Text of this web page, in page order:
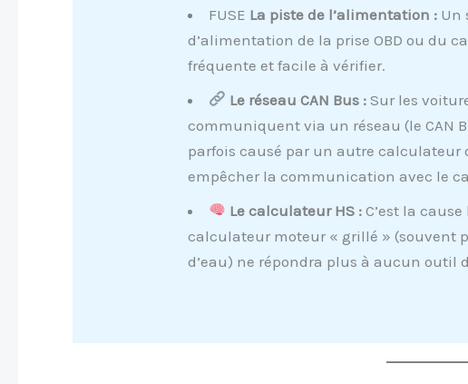
FUSE La piste de l’alimentation : Un
d’alimentation de la prise OBD ou du
fréquente et facile à vérifier.
Le réseau CAN Bus : Sur les
communiquent via un réseau (le CAN
parfois causé par un autre calculateur
empêcher la communication avec le
Le calculateur HS : C’est la
calculateur moteur « grillé »
d’eau) ne répondra plus à aucun outil